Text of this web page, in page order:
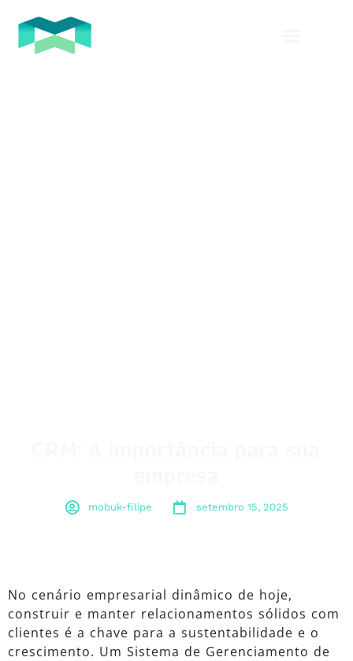
mobuk-filipe setembro 15, 2025
No cenário empresarial dinâmico de hoje,
construir e manter relacionamentos sólidos com
clientes é a chave para a sustentabilidade e o
crescimento. Um Sistema de Gerenciamento de